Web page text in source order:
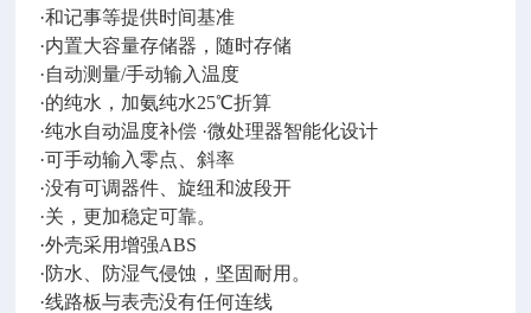
·和记事等提供时间基准
·内置大容量存储器，随时存储
·自动测量/手动输入温度
·的纯水，加氨纯水25℃折算
·纯水自动温度补偿 ·微处理器智能化设计
·可手动输入零点、斜率
·没有可调器件、旋纽和波段开
·关，更加稳定可靠。
·外壳采用增强ABS
·防水、防湿气侵蚀，坚固耐用。
·线路板与表壳没有任何连线